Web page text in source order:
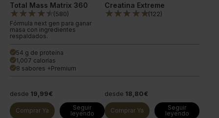
Total Mass Matrix 360
(580)
Fórmula next gen para ganar
masa con ingredientes
respaldados.
done 54 g de proteína
done 1,007 calorías
done 8 sabores +Premium
desde 19,99€
Comprar Ya
Seguir
leyendo
Creatina Extreme
(122)
desde 18,80€
Comprar Ya
Seguir
leyendo